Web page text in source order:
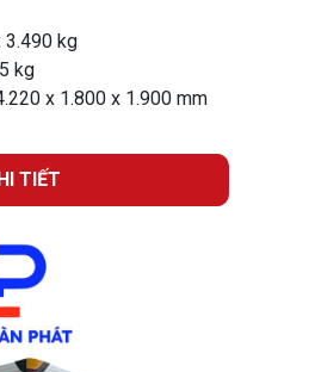
3.490 kg
kg
x 1.800 x 1.900 mm
TIẾT